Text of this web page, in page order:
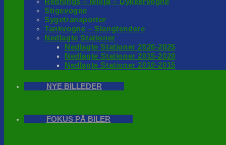
Stigevogne
Sygetransporter
Tankvogne – Slangtendere
Nedlagte Stationer
Nedlagte Stationer 2020-2025
Nedlagte Stationer 2015-2020
Nedlagte Stationer 2010-2015
NYE BILLEDER
FOKUS PÅ BILER